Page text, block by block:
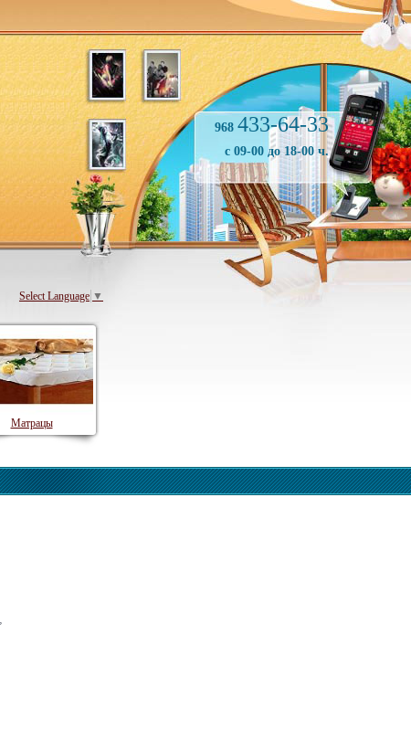
968 433-64-33
с 09-00 до 18-00 ч.
Select Language ▼
Матрацы